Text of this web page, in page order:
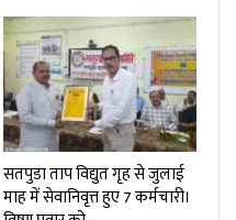
सतपुडा ताप विद्युत गृह से जुलाई
माह में सेवानिवृत्त हुए 7 कर्मचारी।